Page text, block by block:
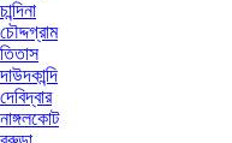
চান্দিনা
চৌদ্দগ্রাম
তিতাস
দাউদকান্দি
দেবিদ্বার
নাঙ্গলকোট